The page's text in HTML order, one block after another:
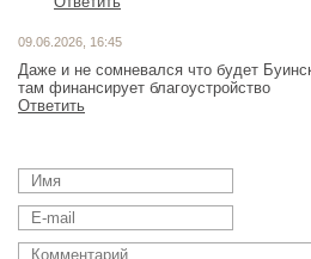
09.06.2026, 16:45
Даже и не сомневался что будет
там финансирует благоустройство
Ответить